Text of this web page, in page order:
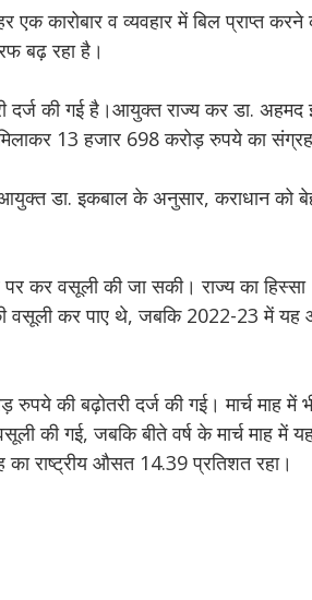
व व्यवहार में बिल प्राप्त करने
बढ़ रहा है।
दर्ज की गई है।आयुक्त राज्य कर डा.
13 हजार 698 करोड़ रुपये का
डा. इकबाल के अनुसार, कराधान को
पर कर वसूली की जा सकी। राज्य का
की वसूली कर पाए थे, जबकि 2022-23 में
की बढ़ोतरी दर्ज की गई। मार्च माह में
की गई, जबकि बीते वर्ष के मार्च माह में
राष्ट्रीय औसत 14.39 प्रतिशत रहा।